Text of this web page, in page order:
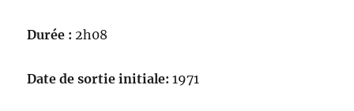
Durée : 2h08
Date de sortie initiale: 1971